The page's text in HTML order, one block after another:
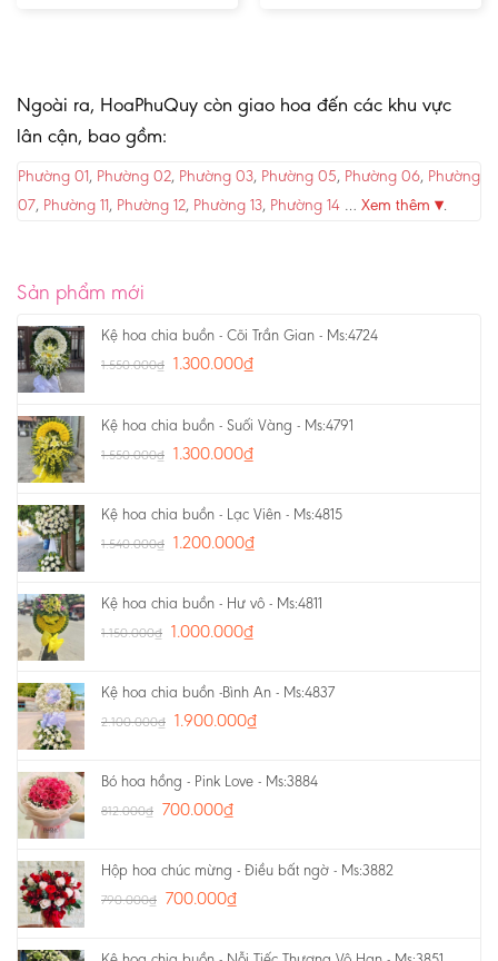
Ngoài ra, HoaPhuQuy còn giao hoa đến các khu vực
lân cận, bao gồm:
Phường 01, Phường 02, Phường 03, Phường 05, Phường 06, Phường
07, Phường 11, Phường 12, Phường 13, Phường 14 … Xem thêm ▾.
Sản phẩm mới
Kệ hoa chia buồn - Cõi Trần Gian - Ms:4724
1.550.000₫ 1.300.000₫
Kệ hoa chia buồn - Suối Vàng - Ms:4791
1.550.000₫ 1.300.000₫
Kệ hoa chia buồn - Lạc Viên - Ms:4815
1.540.000₫ 1.200.000₫
Kệ hoa chia buồn - Hư vô - Ms:4811
1.150.000₫ 1.000.000₫
Kệ hoa chia buồn -Bình An - Ms:4837
2.100.000₫ 1.900.000₫
Bó hoa hồng - Pink Love - Ms:3884
812.000₫ 700.000₫
Hộp hoa chúc mừng - Điều bất ngờ - Ms:3882
790.000₫ 700.000₫